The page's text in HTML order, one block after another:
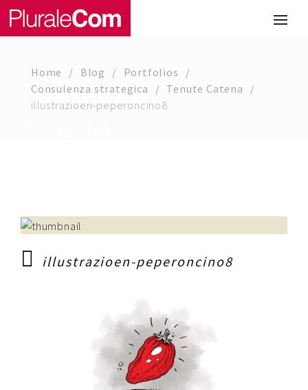
Portfolio
Comunicazione
Chi siamo
Lavora con noi
Home Blog
Portfolios
Consulenza strategica
Tenute Catena
illustrazioen-peperoncino8
illustrazioen-peperoncino8